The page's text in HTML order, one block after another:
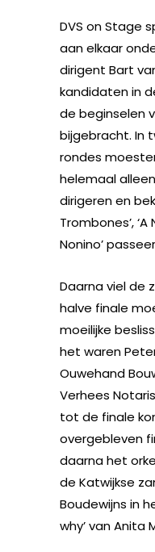
DVS on Stage
aan elkaar
dirigent Bart
kandidaten in
de beginselen
bijgebracht. In
rondes
helemaal
dirigeren en
Trombones’, ‘A
Nonino’
Daarna viel de
halve finale
moeilijke
het waren
Ouwehand
Verhees
tot de finale
overgebleven
daarna het
de Katwijkse
Boudewijns in
why’ van Anita